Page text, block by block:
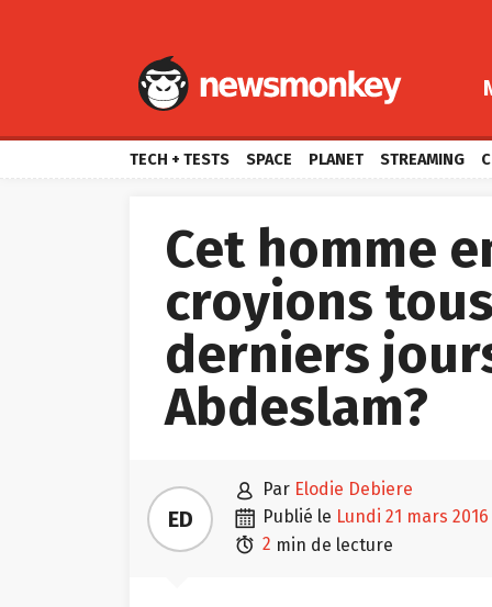
TECH + TESTS SPACE PLANET STREAMING
Cet homme
croyions
derniers
Abdeslam?
ED
 par Elodie Debiere
 publié le lundi 21 mars 2016
 2 min de lecture